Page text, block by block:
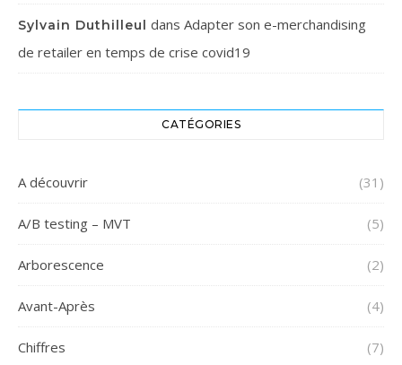
Sylvain Duthilleul dans Adapter son e-merchandising
de retailer en temps de crise covid19
CATÉGORIES
A découvrir (31)
A/B testing – MVT (5)
Arborescence (2)
Avant-Après (4)
Chiffres (7)